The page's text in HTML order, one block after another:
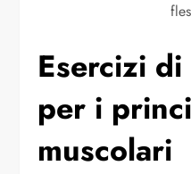
Esercizi
per i
muscolari